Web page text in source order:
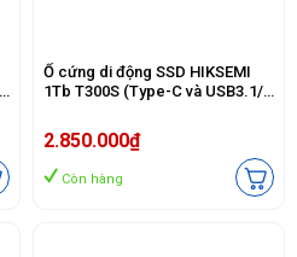
Ổ cứng di động SSD HIKSEMI
1Tb T300S (Type-C và USB3.1/
2.850.000₫
Còn hàng